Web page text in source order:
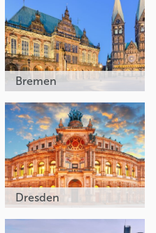
Bremen
Dresden